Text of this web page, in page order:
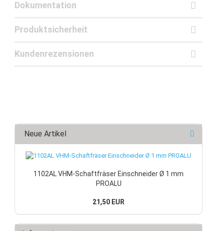
Dokumentation
Produktsicherheit
Kundenrezensionen
Neue Artikel
1102AL VHM-Schaftfräser Einschneider Ø 1 mm
PROALU
21,50 EUR